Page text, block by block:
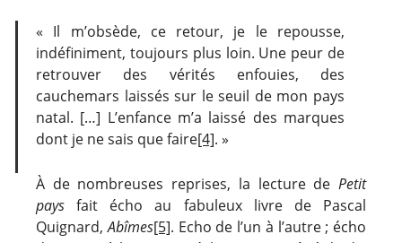
« Il m’obsède, ce retour, je le repousse,
indéfiniment, toujours plus loin. Une peur de
retrouver des vérités enfouies, des
cauchemars laissés sur le seuil de mon pays
natal. […] L’enfance m’a laissé des marques
dont je ne sais que faire[4]. »
À de nombreuses reprises, la lecture de Petit
paysfait écho au fabuleux livre de Pascal
Quignard,Abîmes[5]. Echo de l’un à l’autre ; écho